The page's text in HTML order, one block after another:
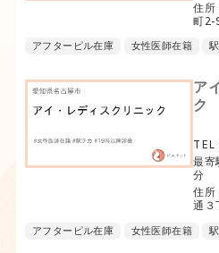
住所
町2-
アフターピル在庫 女性医師在籍
ア
ク
TEL
最寄
分
住所
通３
アフターピル在庫 女性医師在籍